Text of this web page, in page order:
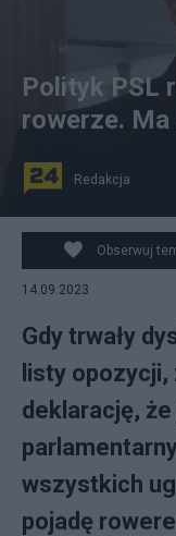
Polityk PSL
rowerze. Ma
Redakcja
Obserwuj
14.09.2023
Gdy trwały
listy opozycji,
deklarację,
wszystkich
pojadę